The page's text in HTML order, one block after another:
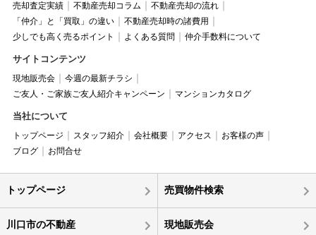
売却査定実績
不動産売却コラム
不動産売却の流れ
「仲介」と「買取」の違い
不動産売却時の諸費用
少しでも高く売るポイント
よくある質問 仲介手数料について
サイトコンテンツ
現地販売会
今週の最新チラシ
ご友人・ご家族ご友人紹介キャンペーン
マンションカタログ
当社について
トップページ スタッフ紹介 会社概要 アクセス
お客様の声
ブログ
お問合せ
トップページ 売買物件検索
川口市の不動産 現地販売会